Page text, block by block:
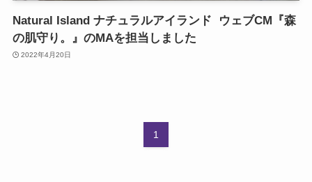
Natural Island ナチュラルアイランド ウェブCM『森
の肌守り。』のMAを担当しました
2022年4月20日
1